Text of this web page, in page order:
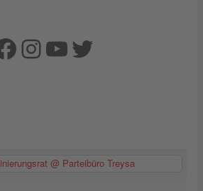
Instagram
YouTube
Twitter
@ Parteibüro Treysa